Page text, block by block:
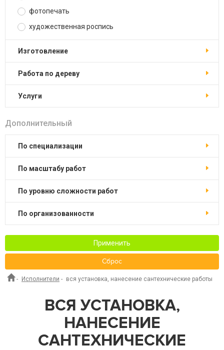
фотопечать
художественная роспись
изготовление
работа по дереву
услуги
Дополнительный
по специализации
по масштабу работ
по уровню сложности работ
по организованности
Применить
Сброс
- Исполнители - вся установка, нанесение сантехнические работы
ВСЯ УСТАНОВКА,
НАНЕСЕНИЕ
САНТЕХНИЧЕСКИЕ